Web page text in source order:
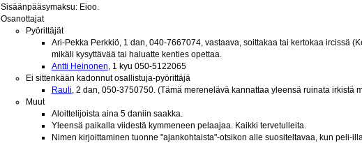
Sisäänpääsymaksu: Eioo.
Osanottajat
Pyörittäjät
Ari-Pekka Perkkiö, 1 dan, 040-7667074, vastaava, soittakaa tai kertokaa ircissä
mikäli kysyttävää tai haluatte kenties opettaa.
Antti Heinonen , 1 kyu 050-5122065
Ei sittenkään kadonnut osallistuja-pyörittäjä
Rauli , 2 dan, 050-3750750. (Tämä merenelävä kannattaa yleensä ruinata
Muut
Aloittelijoista aina 5 daniin saakka.
Yleensä paikalla viidestä kymmeneen pelaajaa. Kaikki tervetulleita.
Nimen kirjoittaminen tuonne "ajankohtaista"-otsikon alle suositeltavaa, kun peli-